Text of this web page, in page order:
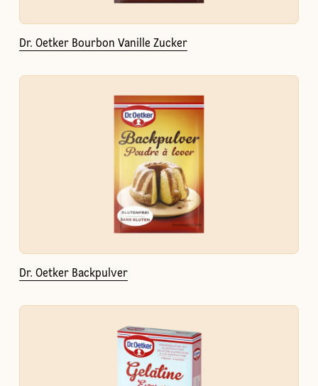
Dr. Oetker Bourbon Vanille Zucker
Dr. Oetker Backpulver